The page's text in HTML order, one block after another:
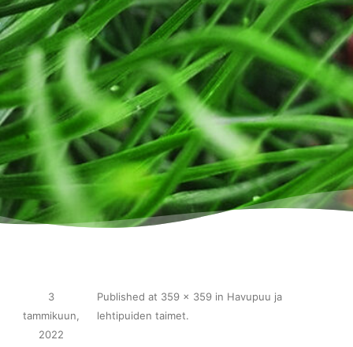
Published
3
tammikuun,
2022
at 359 × 359 in Havupuu ja
lehtipuiden taimet.